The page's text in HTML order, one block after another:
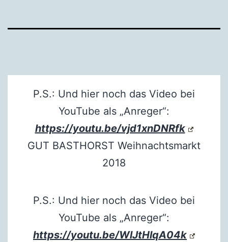
P.S.: Und hier noch das Video bei
YouTube als „Anreger“:
https://youtu.be/vjd1xnDNRfk
GUT BASTHORST Weihnachtsmarkt
2018
P.S.: Und hier noch das Video bei
YouTube als „Anreger“:
https://youtu.be/WlJtHlqA04k